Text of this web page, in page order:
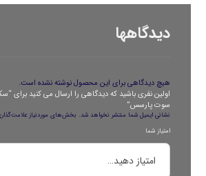
دیدگاهها
هیچ دیدگاهی برای این محصول نوشته نشده است.
سوت پارسس”
نشانی ایمیل شما منتشر نخواهد شد. بخش‌های موردنیاز
امتیاز شما